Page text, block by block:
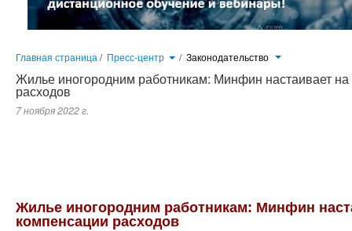
Главная страница / Пресс-центр / Законодательство
Жилье иногородним работникам: Минфин настаивает на
расходов
7 ноября 2022 г.
Жилье иногородним работникам: Минфин
компенсации расходов